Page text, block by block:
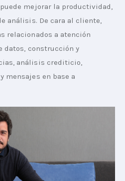
mejorar la productividad,
análisis. De cara al cliente,
relacionados a atención
datos, construcción y
análisis crediticio,
mensajes en base a